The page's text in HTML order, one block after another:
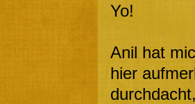
Yo!
Anil hat
hier